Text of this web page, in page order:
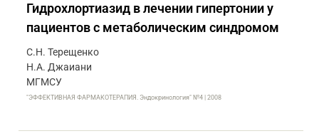
Гидрохлортиазид в лечении гипертонии у
пациентов с метаболическим синдромом
С.Н. Терещенко
Н.А. Джаиани
МГМСУ
"ЭФФЕКТИВНАЯ ФАРМАКОТЕРАПИЯ. Эндокринология" №4 | 2008